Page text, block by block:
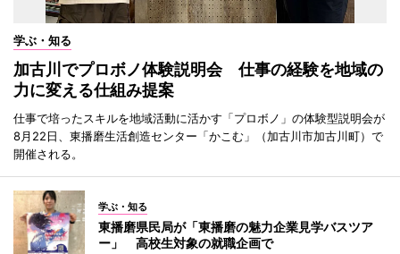
学ぶ・知る
加古川でプロボノ体験説明会 仕事の経験を地域の
力に変える仕組み提案
仕事で培ったスキルを地域活動に活かす「プロボノ」の体験型説明会が
8月22日、東播磨生活創造センター「かこむ」（加古川市加古川町）で
開催される。
学ぶ・知る
東播磨県民局が「東播磨の魅力企業見学バスツア
ー」 高校生対象の就職企画で